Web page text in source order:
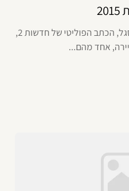
(מאת ליאת רון) הרזומה של עמית סגל, הכתב הפוליטי של חדשות 2,
אחד מהם...